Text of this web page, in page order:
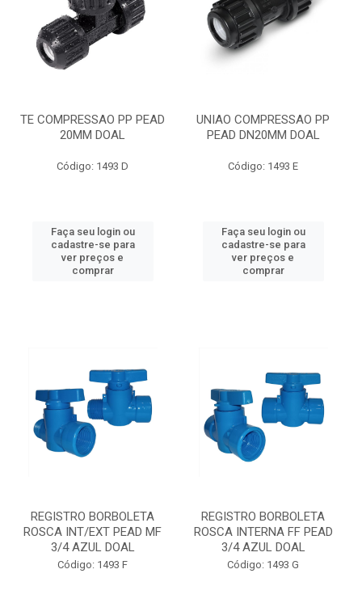
TE COMPRESSAO PP PEAD
20MM DOAL
Código: 1493 D
Faça seu login ou
cadastre-se para
ver preços e
comprar
UNIAO COMPRESSAO PP
PEAD DN20MM DOAL
Código: 1493 E
Faça seu login ou
cadastre-se para
ver preços e
comprar
REGISTRO BORBOLETA
ROSCA INT/EXT PEAD MF
3/4 AZUL DOAL
Código: 1493 F
REGISTRO BORBOLETA
ROSCA INTERNA FF PEAD
3/4 AZUL DOAL
Código: 1493 G